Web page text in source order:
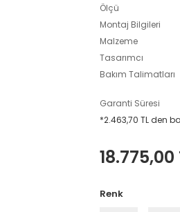
Ölçü
Montaj Bilgileri
Malzeme
Tasarımcı
Bakım Talimatları
Garanti Süresi
*2.463,70 TL den
18.775,00
Renk